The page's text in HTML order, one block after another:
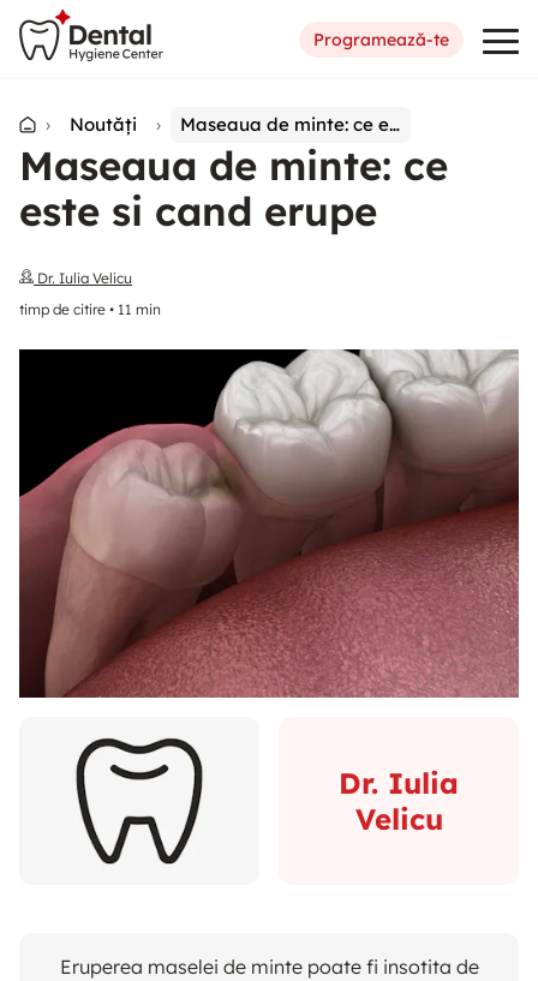
Programează-te
› Noutăți › Maseaua de minte: ce este si cand erupe
Maseaua de minte: ce
este si cand erupe
Dr. Iulia Velicu
timp de citire • 11 min
Dr. Iulia
Velicu
Eruperea maselei de minte poate fi insotita de